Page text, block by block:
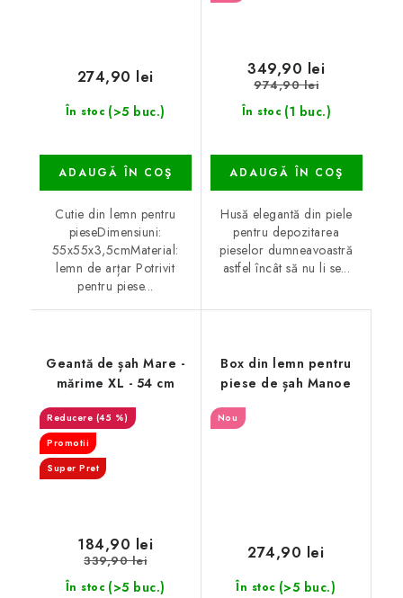
În stoc (>5 buc.)
274,90 lei
ADAUGĂ ÎN COŞ
Cutie din lemn pentru
pieseDimensiuni:
55x55x3,5cmMaterial:
lemn de arțar Potrivit
pentru piese...
În stoc (1 buc.)
349,90 lei
974,90 lei
ADAUGĂ ÎN COŞ
Husă elegantă din piele
pentru depozitarea
pieselor dumneavoastră
astfel încât să nu li se...
Geantă de șah Mare -
mărime XL - 54 cm
(45 %)
Promotii
Super Pret
În stoc (>5 buc.)
184,90 lei
339,90 lei
Box din lemn pentru
piese de șah Manoe
Nou
În stoc (>5 buc.)
274,90 lei